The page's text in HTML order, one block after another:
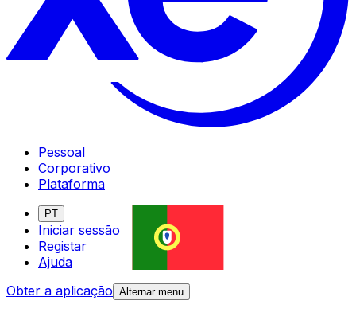
Pessoal
Corporativo
Plataforma
PT
Iniciar sessão
Registar
Ajuda
Obter a aplicação Alternar menu